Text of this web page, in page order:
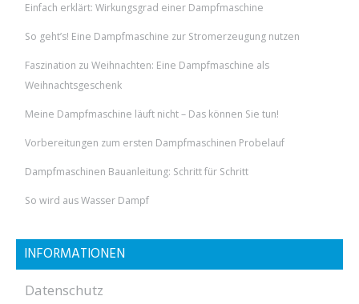
Einfach erklärt: Wirkungsgrad einer Dampfmaschine
So geht’s! Eine Dampfmaschine zur Stromerzeugung nutzen
Faszination zu Weihnachten: Eine Dampfmaschine als
Weihnachtsgeschenk
Meine Dampfmaschine läuft nicht – Das können Sie tun!
Vorbereitungen zum ersten Dampfmaschinen Probelauf
Dampfmaschinen Bauanleitung: Schritt für Schritt
So wird aus Wasser Dampf
INFORMATIONEN
Datenschutz